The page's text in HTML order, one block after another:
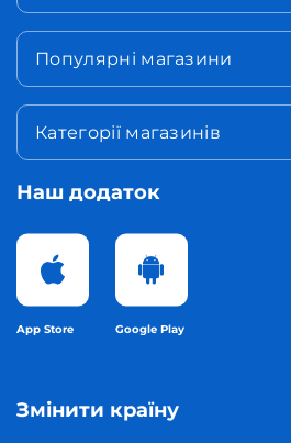
Популярні магазини
Категорії магазинів
Наш додаток
App Store Google Play
Змінити країну